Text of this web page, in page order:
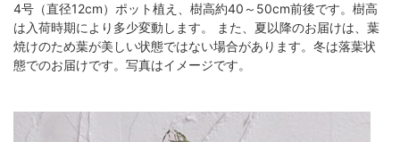
4号（直径12cm）ポット植え、樹高約40～50cm前後です。樹高
は入荷時期により多少変動します。 また、夏以降のお届けは、葉
焼けのため葉が美しい状態ではない場合があります。冬は落葉状
態でのお届けです。写真はイメージです。